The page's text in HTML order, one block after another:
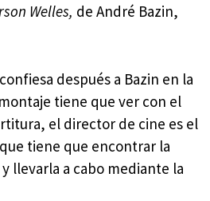
Welles, de André Bazin,
después a Bazin en la
tiene que ver con el
el director de cine es el
tiene que encontrar la
llevarla a cabo mediante la